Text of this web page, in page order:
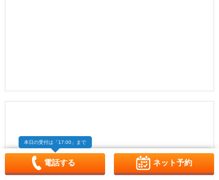
本日の受付は 「17:00」まで
電話する ネット予約